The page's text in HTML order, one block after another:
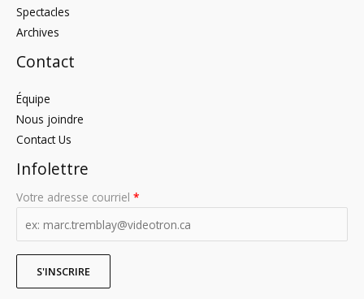
Spectacles
Archives
Contact
Équipe
Nous joindre
Contact Us
Infolettre
Votre adresse courriel *